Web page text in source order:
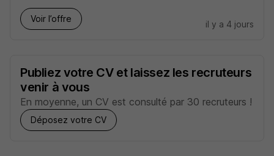
Voir l’offre
il y a 4 jours
Publiez votre CV et laissez les recruteurs
venir à vous
En moyenne, un CV est consulté par 30 recruteurs !
Déposez votre CV